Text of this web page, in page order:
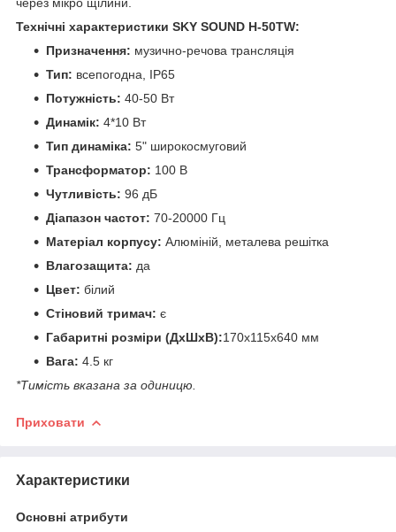
Технічні характеристики SKY SOUND H-50TW:
Призначення: музично-речова трансляція
Тип: всепогодна, IP65
Потужність: 40-50 Вт
Динамік: 4*10 Вт
Тип динаміка: 5" широкосмуговий
Трансформатор: 100 В
Чутливість: 96 дБ
Діапазон частот: 70-20000 Гц
Матеріал корпусу: Алюміній, металева решітка
Влагозащита: да
Цвет: білий
Стіновий тримач: є
Габаритні розміри (ДхШхВ):170х115х640 мм
Вага: 4.5 кг
*Тимість вказана за одиницю.
Приховати
Характеристики
Основні атрибути